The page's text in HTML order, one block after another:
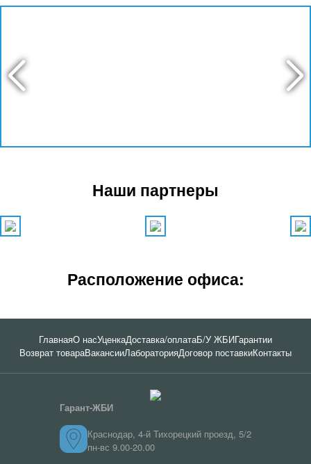
Наши партнеры
Расположение офиса:
ГлавнаяО насУценкаДоставка/оплатаБ/У ЖБИГарантии
Возврат товараВакансииЛабораторияДоговор поставкиКонтакты
Гарант-ЖБИ
Краснодар, 4-й Тихорецкий проезд, 5/2
пн-вс 9.00-20.00